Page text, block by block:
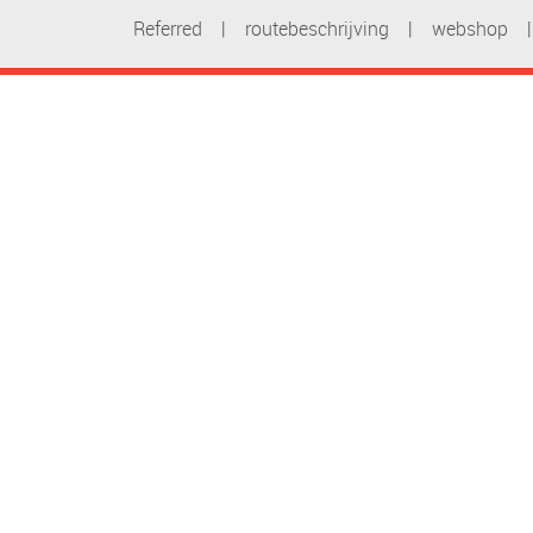
Referred | routebeschrijving | webshop